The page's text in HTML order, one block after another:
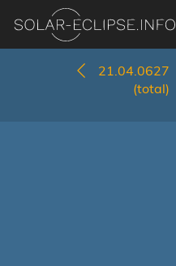
21.04.0627
(total)